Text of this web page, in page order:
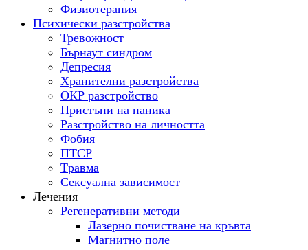
Физиотерапия
Психически разстройства
Тревожност
Бърнаут синдром
Депресия
Хранителни разстройства
ОКР разстройство
Пристъпи на паника
Разстройство на личността
Фобия
ПТСР
Tравма
Сексуална зависимост
Лечения
Регенеративни методи
Лазерно почистване на кръвта
Магнитно поле